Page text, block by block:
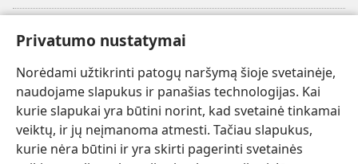
Privatumo nustatymai
Norėdami užtikrinti patogų naršymą šioje svetainėje,
naudojame slapukus ir panašias technologijas. Kai
kurie slapukai yra būtini norint, kad svetainė tinkamai
veiktų, ir jų neįmanoma atmesti. Tačiau slapukus,
kurie nėra būtini ir yra skirti pagerinti svetainės
(atsiveria
naujas
langas)Sargybos bokšto INTERNETINĖ BIBLIOTEKA
(atsiveria
naujas
langas)JW Hub ®
(atsiveria
naujas
langas)JW Library